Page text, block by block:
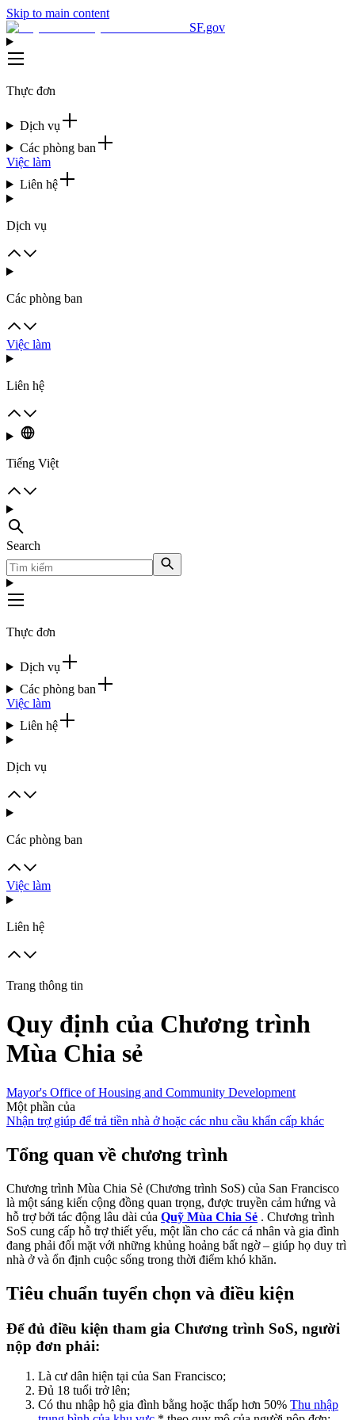
Skip to main content
SF.gov
Thực đơn
Dịch vụ
Các phòng ban
Việc làm
Liên hệ
Dịch vụ
Các phòng ban
Việc làm
Liên hệ
Tiếng Việt
Search
Thực đơn
Dịch vụ
Các phòng ban
Việc làm
Liên hệ
Dịch vụ
Các phòng ban
Việc làm
Liên hệ
Trang thông tin
Quy định của Chương trình
Mùa Chia sẻ
Mayor's Office of Housing and Community Development
Một phần của
Nhận trợ giúp để trả tiền nhà ở hoặc các nhu cầu khẩn cấp khác
Tổng quan về chương trình
Chương trình Mùa Chia Sẻ (Chương trình SoS) của San Francisco
là một sáng kiến cộng đồng quan trọng, được truyền cảm hứng và
hỗ trợ bởi tác động lâu dài của Quỹ Mùa Chia Sẻ . Chương trình
SoS cung cấp hỗ trợ thiết yếu, một lần cho các cá nhân và gia đình
đang phải đối mặt với những khủng hoảng bất ngờ – giúp họ duy trì
nhà ở và ổn định cuộc sống trong thời điểm khó khăn.
Tiêu chuẩn tuyển chọn và điều kiện
Để đủ điều kiện tham gia Chương trình SoS, người
nộp đơn phải:
Là cư dân hiện tại của San Francisco;
Đủ 18 tuổi trở lên;
Có thu nhập hộ gia đình bằng hoặc thấp hơn 50% Thu nhập